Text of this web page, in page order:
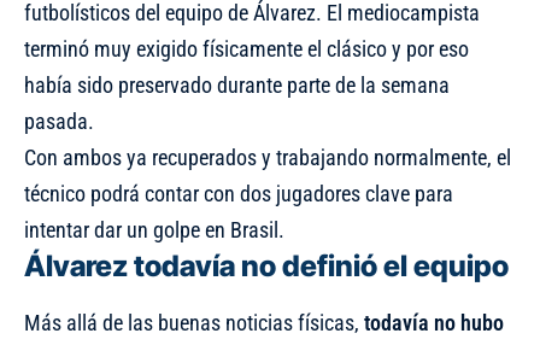
futbolísticos del equipo de Álvarez. El mediocampista
terminó muy exigido físicamente el clásico y por eso
había sido preservado durante parte de la semana
pasada.
Con ambos ya recuperados y trabajando normalmente, el
técnico podrá contar con dos jugadores clave para
intentar dar un golpe en Brasil.
Álvarez todavía no definió el equipo
Más allá de las buenas noticias físicas, todavía no hubo